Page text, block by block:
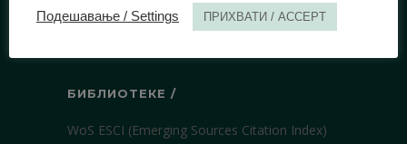
11000 Београд
БИБЛИОТЕКЕ /
WoS ESCI (Emerging Sources Citation Index)
Подешавање / Settings ПРИХВАТИ / ACCEPT